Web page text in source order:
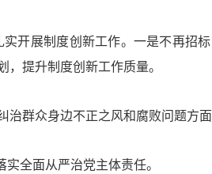
实开展制度创新工作。一是不再招
，提升制度创新工作质量。
治群众身边不正之风和腐败问题方面
实全面从严治党主体责任。